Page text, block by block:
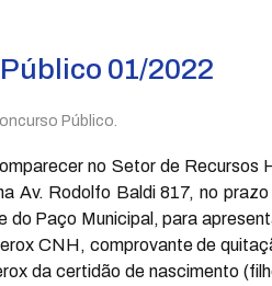
01/2022
Público.
no Setor de Recursos
Av. Rodolfo Baldi 817, no
do Paço Municipal, para
CNH, comprovante de
da certidão de nascimento